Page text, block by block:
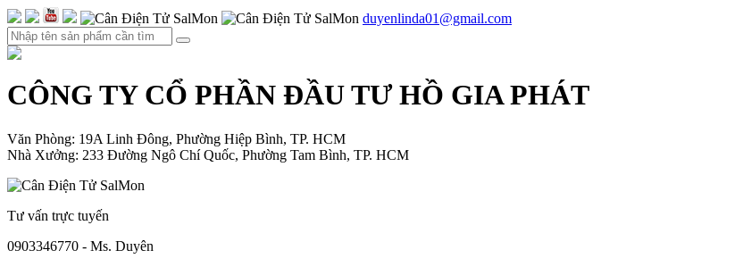
duyenlinda01@gmail.com
CÔNG TY CỔ PHẦN ĐẦU TƯ HỒ GIA PHÁT
Văn Phòng: 19A Linh Đông, Phường Hiệp Bình, TP. HCM
Nhà Xưởng: 233 Đường Ngô Chí Quốc, Phường Tam Bình, TP. HCM
Tư vấn trực tuyến
0903346770 - Ms. Duyên